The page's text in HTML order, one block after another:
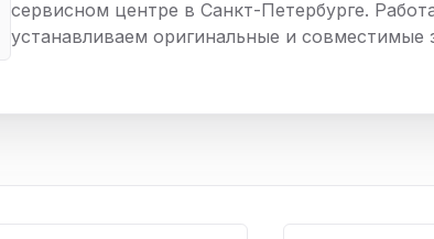
Винный шкаф Вентиляция
сервисном центре в Санкт-Петербурге.
устанавливаем оригинальные и совместимые